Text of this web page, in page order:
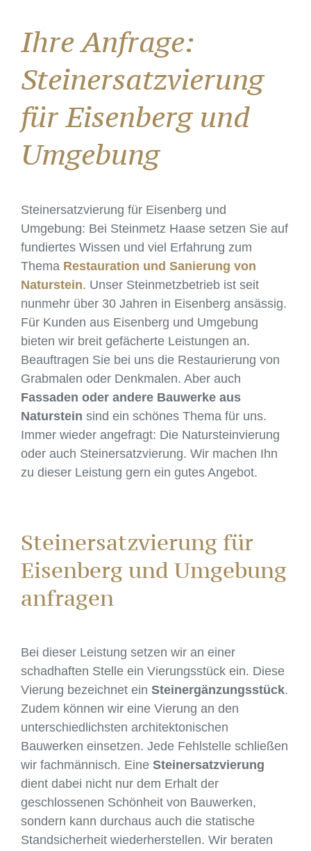
Ihre Anfrage:
Steinersatzvierung
für Eisenberg und
Umgebung
Steinersatzvierung für Eisenberg und
Umgebung: Bei Steinmetz Haase setzen Sie auf
fundiertes Wissen und viel Erfahrung zum
Thema Restauration und Sanierung von
Naturstein. Unser Steinmetzbetrieb ist seit
nunmehr über 30 Jahren in Eisenberg ansässig.
Für Kunden aus Eisenberg und Umgebung
bieten wir breit gefächerte Leistungen an.
Beauftragen Sie bei uns die Restaurierung von
Grabmalen oder Denkmalen. Aber auch
Fassaden oder andere Bauwerke aus
Naturstein sind ein schönes Thema für uns.
Immer wieder angefragt: Die Natursteinvierung
oder auch Steinersatzvierung. Wir machen Ihn
zu dieser Leistung gern ein gutes Angebot.
Steinersatzvierung für
Eisenberg und Umgebung
anfragen
Bei dieser Leistung setzen wir an einer
schadhaften Stelle ein Vierungsstück ein. Diese
Vierung bezeichnet ein Steinergänzungsstück.
Zudem können wir eine Vierung an den
unterschiedlichsten architektonischen
Bauwerken einsetzen. Jede Fehlstelle schließen
wir fachmännisch. Eine Steinersatzvierung
dient dabei nicht nur dem Erhalt der
geschlossenen Schönheit von Bauwerken,
sondern kann durchaus auch die statische
Standsicherheit wiederherstellen. Wir beraten